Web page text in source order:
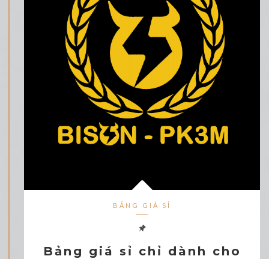
BẢNG GIÁ SỈ
Bảng giá sỉ chỉ dành cho